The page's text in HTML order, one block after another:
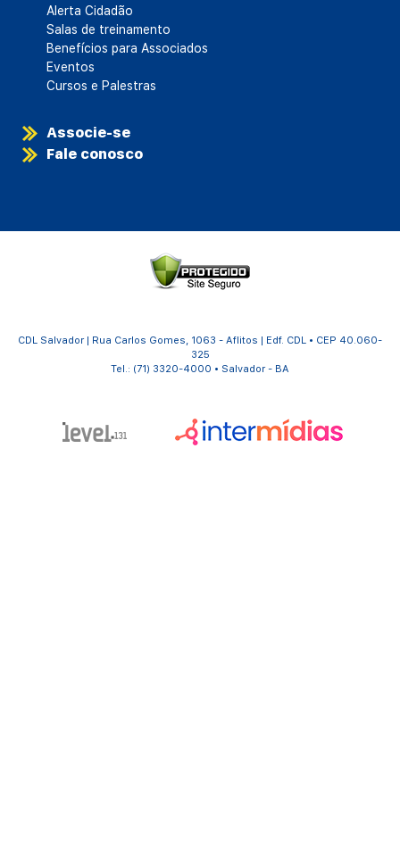
Alerta Cidadão
Salas de treinamento
Benefícios para Associados
Eventos
Cursos e Palestras
Associe-se
Fale conosco
CDL Salvador | Rua Carlos Gomes, 1063 - Aflitos | Edf. CDL • CEP 40.060-
325
Tel.: (71) 3320-4000 • Salvador - BA